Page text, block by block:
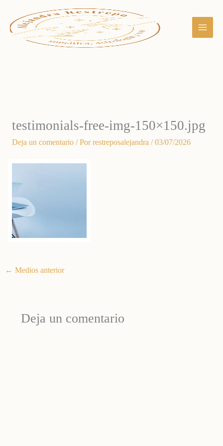
contenido
testimonials-free-img-150×150.jpg
Deja un comentario / Porrestreposalejandra /03/07/2026
← Medios anterior
Deja un comentario